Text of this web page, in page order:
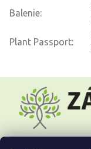
Balenie:
Plant Passport:
t